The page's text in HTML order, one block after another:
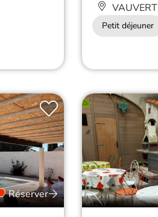
VAUVERT
Petit déjeuner
Réserver